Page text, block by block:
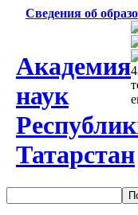
Сведения об
Академия
наук
Татарстан